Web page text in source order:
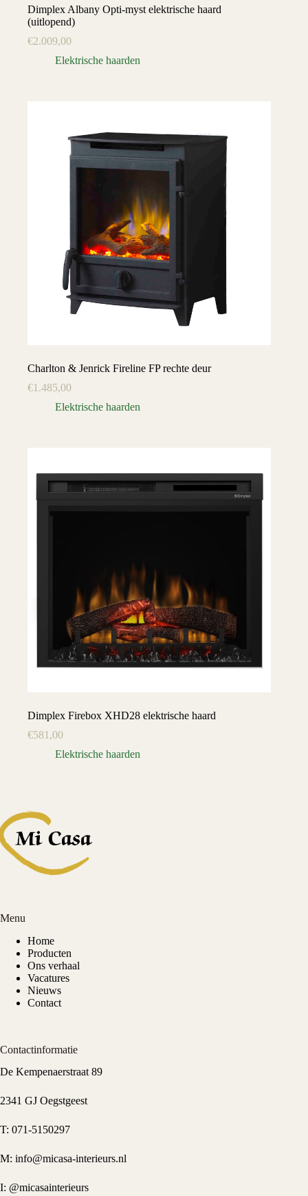
Dimplex Albany Opti-myst elektrische haard
(uitlopend)
€2.009,00
Elektrische haarden
Charlton & Jenrick Fireline FP rechte deur
€1.485,00
Elektrische haarden
Dimplex Firebox XHD28 elektrische haard
€581,00
Elektrische haarden
Menu
Home
Producten
Ons verhaal
Vacatures
Nieuws
Contact
Contactinformatie
De Kempenaerstraat 89
2341 GJ Oegstgeest
T: 071-5150297
M: info@micasa-interieurs.nl
I: @micasainterieurs